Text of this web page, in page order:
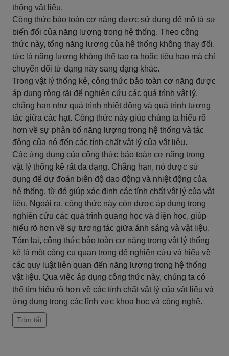
thống vật liệu.
Công thức bảo toàn cơ năng được sử dụng để mô tả sự
biến đổi của năng lượng trong hệ thống. Theo công
thức này, tổng năng lượng của hệ thống không thay đổi,
tức là năng lượng không thể tạo ra hoặc tiêu hao mà chỉ
chuyển đổi từ dạng này sang dạng khác.
Trong vật lý thống kê, công thức bảo toàn cơ năng được
áp dụng rộng rãi để nghiên cứu các quá trình vật lý,
chẳng hạn như quá trình nhiệt động và quá trình tương
tác giữa các hạt. Công thức này giúp chúng ta hiểu rõ
hơn về sự phân bố năng lượng trong hệ thống và tác
động của nó đến các tính chất vật lý của vật liệu.
Các ứng dụng của công thức bảo toàn cơ năng trong
vật lý thống kê rất đa dạng. Chẳng hạn, nó được sử
dụng để dự đoán biên độ dao động và nhiệt động của
hệ thống, từ đó giúp xác định các tính chất vật lý của vật
liệu. Ngoài ra, công thức này còn được áp dụng trong
nghiên cứu các quá trình quang học và điện học, giúp
hiểu rõ hơn về sự tương tác giữa ánh sáng và vật liệu.
Tóm lại, công thức bảo toàn cơ năng trong vật lý thống
kê là một công cụ quan trọng để nghiên cứu và hiểu về
các quy luật liên quan đến năng lượng trong hệ thống
vật liệu. Qua việc áp dụng công thức này, chúng ta có
thể tìm hiểu rõ hơn về các tính chất vật lý của vật liệu và
ứng dụng trong các lĩnh vực khoa học và công nghệ.
Tóm tắt